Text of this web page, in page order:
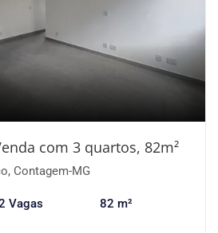
com 3 quartos, 82m²
Contagem-MG
Vagas 82 m²